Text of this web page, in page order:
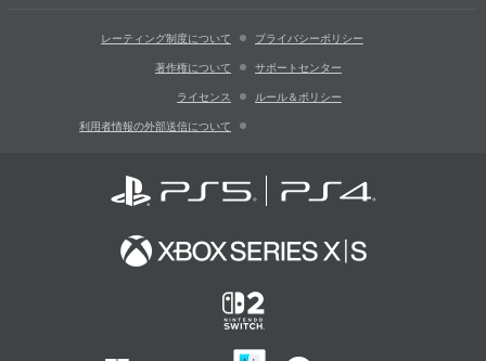
レーティング制度について プライバシーポリシー
著作権について サポートセンター
ライセンス ルール＆ポリシー
利用者情報の外部送信について